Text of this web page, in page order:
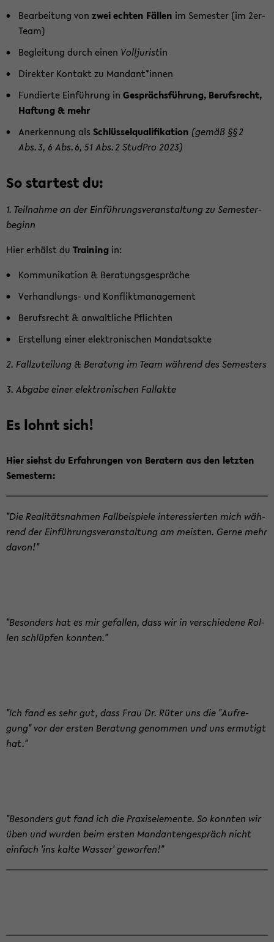
Be­ar­bei­tung von zwei ech­ten Fäl­len im Se­mes­ter (im 2er-​
Team)
Be­glei­tung durch einen Voll­ju­ristin
Di­rek­ter Kon­takt zu Man­dant*innen
Fun­dier­te Ein­füh­rung in Ge­sprächs­füh­rung, Be­rufs­recht,
Haf­tung & mehr
An­er­ken­nung als Schlüs­sel­qua­li­fi­ka­ti­on (gemäß §§ 2
Abs. 3, 6 Abs. 6, 51 Abs. 2 Stud­Pro 2023)
So star­test du:
1. Teil­nah­me an der Ein­füh­rungs­ver­an­stal­tung zu Se­mes­ter­
be­ginn
Hier er­hälst du Trai­ning in:
Kom­mu­ni­ka­ti­on & Be­ra­tungs­ge­sprä­che
Verhandlungs-​ und Kon­flikt­ma­nage­ment
Be­rufs­recht & an­walt­li­che Pflich­ten
Er­stel­lung einer elek­tro­ni­schen Man­dats­ak­te
2. Fall­zu­tei­lung & Be­ra­tung im Team wäh­rend des Se­mes­ters
3. Ab­ga­be einer elek­tro­ni­schen Fall­ak­te
Es lohnt sich!
Hier siehst du Er­fah­run­gen von Be­ra­tern aus den letz­ten
Se­mes­tern:
"Die Rea­li­täts­nah­men Fall­bei­spie­le in­ter­es­sier­ten mich wäh­
rend der Ein­füh­rungs­ver­an­stal­tung am meis­ten. Gerne mehr
davon!"
"Be­son­ders hat es mir ge­fal­len, dass wir in ver­schie­de­ne Rol­
len schlüp­fen konn­ten."
"Ich fand es sehr gut, dass Frau Dr. Rüter uns die "Auf­re­
gung" vor der ers­ten Be­ra­tung ge­nom­men und uns er­mu­tigt
hat."
"Be­son­ders gut fand ich die Pra­xis­ele­men­te. So konn­ten wir
üben und wur­den beim ers­ten Man­dan­ten­ge­spräch nicht
ein­fach 'ins kalte Was­ser' ge­wor­fen!"